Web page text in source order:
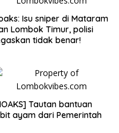
Isu sniper di Mataram
Lombok Timur, polisi
tidak benar!
Tautan bantuan
ayam dari Pemerintah